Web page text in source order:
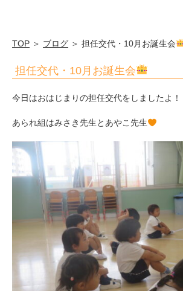
TOP ＞ ブログ ＞ 担任交代・10月お誕生会
担任交代・10月お誕生会
今日はおはじまりの担任交代をしましたよ！
あられ組はみさき先生とあやこ先生